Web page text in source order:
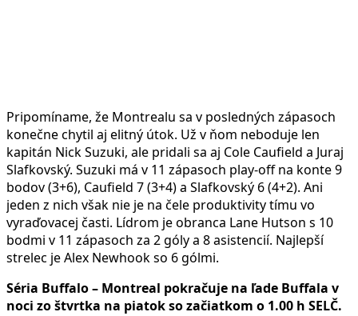
Pripomíname, že Montrealu sa v posledných zápasoch
konečne chytil aj elitný útok. Už v ňom neboduje len
kapitán Nick Suzuki, ale pridali sa aj Cole Caufield a Juraj
Slafkovský. Suzuki má v 11 zápasoch play-off na konte 9
bodov (3+6), Caufield 7 (3+4) a Slafkovský 6 (4+2). Ani
jeden z nich však nie je na čele produktivity tímu vo
vyraďovacej časti. Lídrom je obranca Lane Hutson s 10
bodmi v 11 zápasoch za 2 góly a 8 asistencií. Najlepší
strelec je Alex Newhook so 6 gólmi.
Séria Buffalo – Montreal pokračuje na ľade Buffala v
noci zo štvrtka na piatok so začiatkom o 1.00 h SELČ.